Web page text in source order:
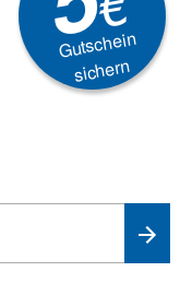
Gutschein
sichern